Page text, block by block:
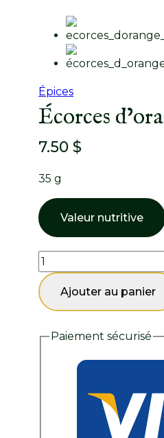
Épices
Écorces
7.50 $
35 g
Valeur nutritive
quantité
de
Écorces
d'orange
Ajouter au panier
Paiement sécurisé